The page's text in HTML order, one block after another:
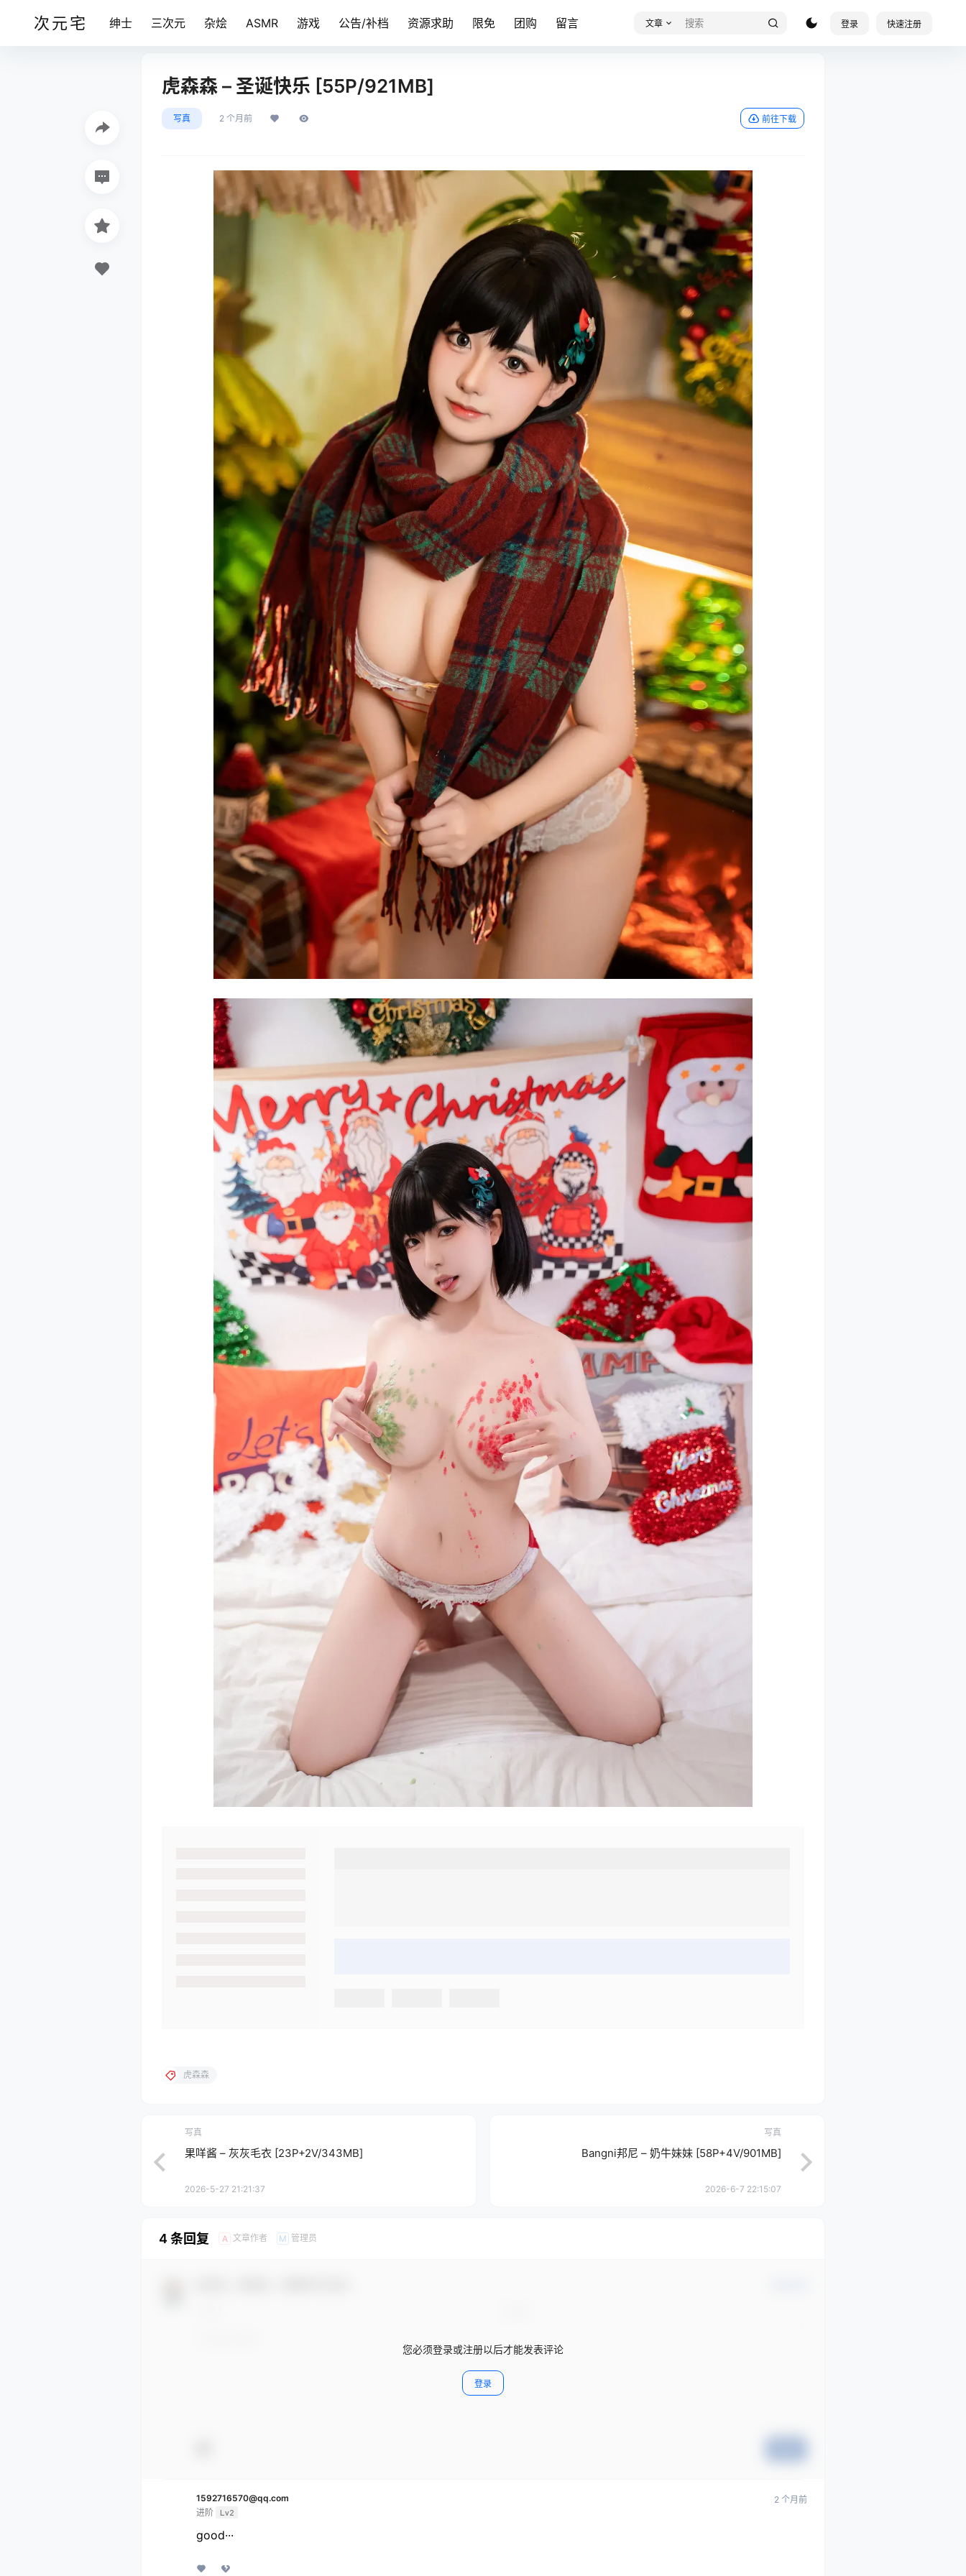
次元宅 绅士 三次元 杂烩 ASMR 游戏 公告/补档 资源求助 限免 团购 留言 文章 登录 快速注册
虎森森 – 圣诞快乐 [55P/921MB]
写真 2 个月前 前往下载
虎森森
写真
果咩酱 – 灰灰毛衣 [23P+2V/343MB]
2026-5-27 21:21:37
写真
Bangni邦尼 – 奶牛妹妹 [58P+4V/901MB]
2026-6-7 22:15:07
4 条回复 A 文章作者 M 管理员
您必须登录或注册以后才能发表评论
登录
1592716570@qq.com
进阶 Lv2
2 个月前
good···